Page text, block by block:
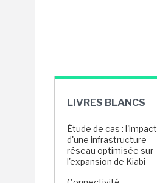
LIVRES BLANCS
Étude de cas : l'impact
d'une infrastructure
réseau optimisée sur
l'expansion de Kiabi